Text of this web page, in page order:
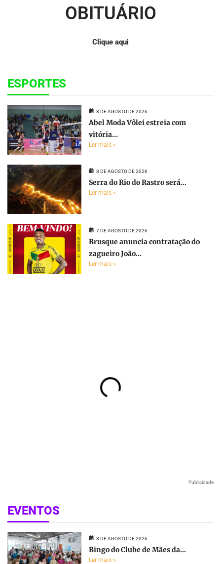
OBITUÁRIO
Clique aqui
ESPORTES
8 DE AGOSTO DE 2026
Abel Moda Vôlei estreia com
vitória...
Ler mais »
8 DE AGOSTO DE 2026
Serra do Rio do Rastro será...
Ler mais »
7 DE AGOSTO DE 2026
Brusque anuncia contratação do
zagueiro João...
Ler mais »
Publicidade
EVENTOS
8 DE AGOSTO DE 2026
Bingo do Clube de Mães da...
Ler mais »